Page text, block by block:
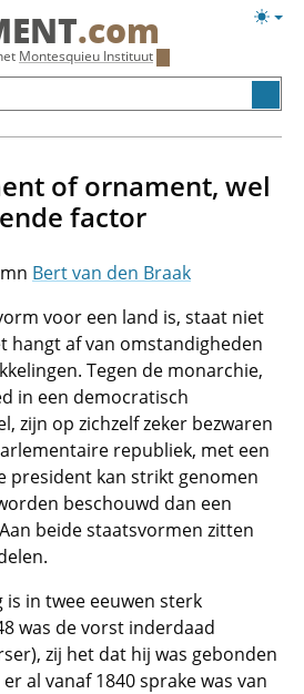
.com
Montesquieu Instituut
of ornament, wel
factor
Bert van den Braak
voor een land is, staat niet
hangt af van omstandigheden
Tegen de monarchie,
in een democratisch
zijn op zichzelf zeker bezwaren
republiek, met een
president kan strikt genomen
beschouwd dan een
beide staatsvormen zitten
is in twee eeuwen sterk
was de vorst inderdaad
zij het dat hij was gebonden
al vanaf 1840 sprake was van